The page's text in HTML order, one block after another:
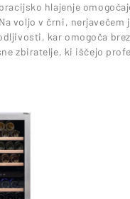
hlajenje
voljo v črni,
kar omogoča
zbiratelje, ki iščejo